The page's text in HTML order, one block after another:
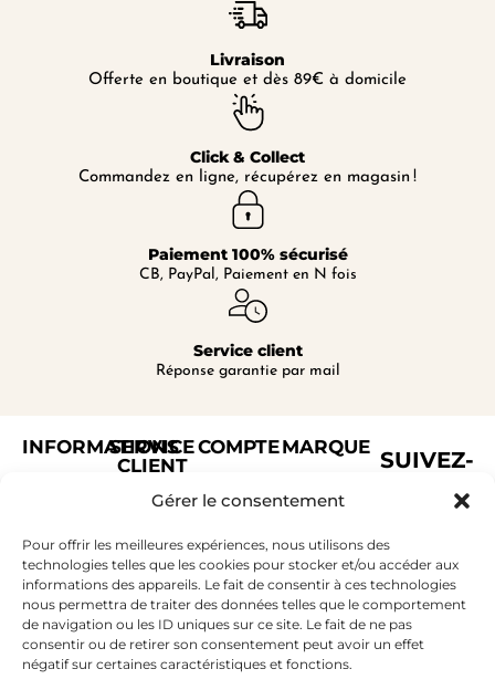
Gérer le consentement
Pour offrir les meilleures expériences, nous utilisons des
technologies telles que les cookies pour stocker et/ou accéder aux
informations des appareils. Le fait de consentir à ces technologies
nous permettra de traiter des données telles que le comportement
de navigation ou les ID uniques sur ce site. Le fait de ne pas
consentir ou de retirer son consentement peut avoir un effet
négatif sur certaines caractéristiques et fonctions.
Livraison
Offerte en boutique et dès 89€ à domicile
Click & Collect
Commandez en ligne, récupérez en magasin !
Paiement 100% sécurisé
CB, PayPal, Paiement en N fois
Service client
Réponse garantie par mail
INFORMATIONS
de vente
Mentions
légales
SERVICE
CLIENT
Prendre
Questions
Fréquentes
(FAQ)
COMPTE
connecter
compte
Suivre
mes
commandes
Faire un
MARQUE
sommes-
Nos
boutiques
SUIVEZ-
RESTEZ
INFORMÉ